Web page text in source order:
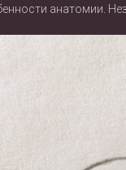
анатомии.